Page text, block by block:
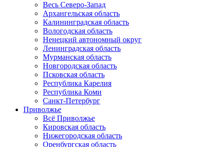
Весь Северо-Запад
Архангельская область
Калининградская область
Вологодская область
Ненецкий автономный округ
Ленинградская область
Мурманская область
Новгородская область
Псковская область
Республика Карелия
Республика Коми
Санкт-Петербург
Приволжье
Всё Приволжье
Кировская область
Нижегородская область
Оренбургская область